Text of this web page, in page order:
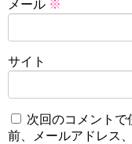
メール ※
サイト
次回のコメントで
前、メールアドレス